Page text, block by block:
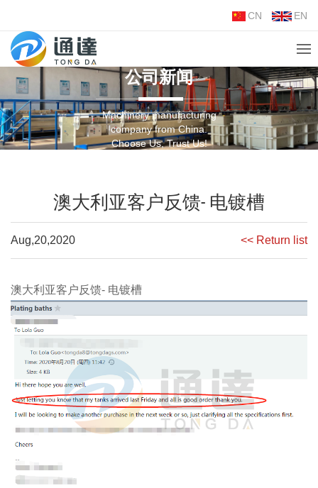
CN EN
公司新闻
Machinery manufacturing
company from China.
Choose Us, Trust Us!
澳大利亚客户反馈- 电镀槽
Aug,20,2020 << Return list
澳大利亚客户反馈- 电镀槽